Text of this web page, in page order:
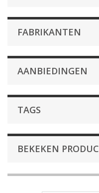
FABRIKANTEN
AANBIEDINGEN
TAGS
BEKEKEN